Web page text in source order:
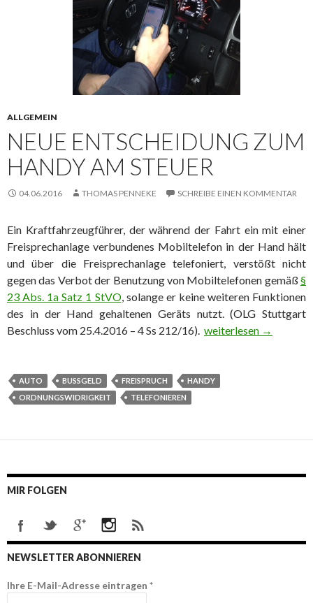
ALLGEMEIN
NEUE ENTSCHEIDUNG ZUM
HANDY AM STEUER
04.06.2016 THOMAS PENNEKE SCHREIBE EINEN KOMMENTAR
Ein Kraftfahrzeugführer, der während der Fahrt ein mit einer
Freisprechanlage verbundenes Mobiltelefon in der Hand hält
und über die Freisprechanlage telefoniert, verstößt nicht
gegen das Verbot der Benutzung von Mobiltelefonen gemäß§
23 Abs. 1a Satz 1 StVO, solange er keine weiteren Funktionen
des in der Hand gehaltenen Geräts nutzt. (OLG Stuttgart
Beschluss vom 25.4.2016 – 4 Ss 212/16). Neue Entscheidung
weiterlesen →
AUTO BUSSGELD FREISPRUCH
HANDY
ORDNUNGSWIDRIGKEIT
TELEFONIEREN
MIR FOLGEN
NEWSLETTER ABONNIEREN
Ihre E-Mail-Adresse eintragen *